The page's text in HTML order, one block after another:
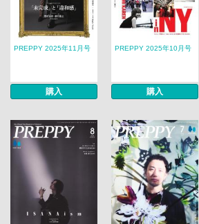
PREPPY 2025年11月号
購入
PREPPY 2025年10月号
購入